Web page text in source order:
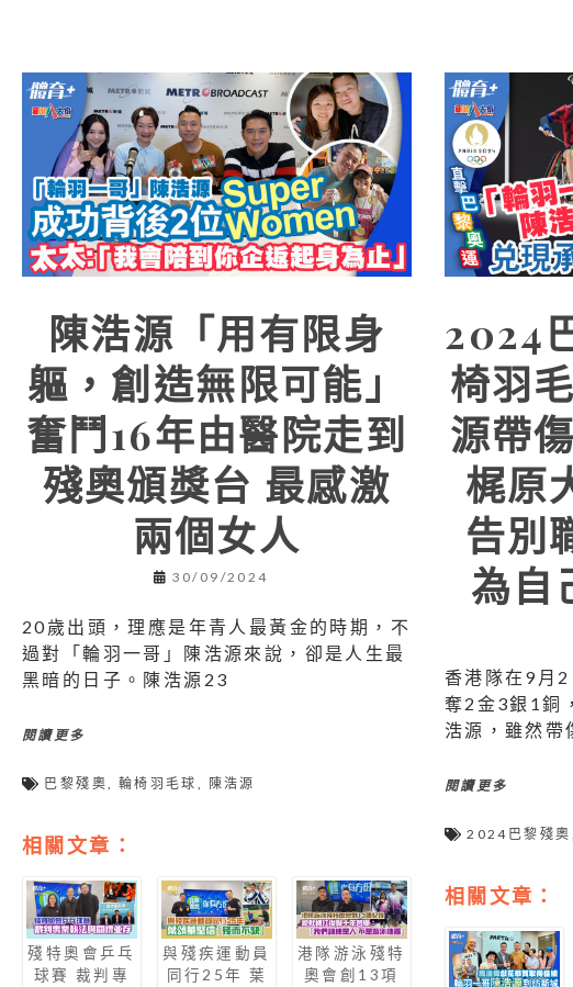
陳浩源「用有限身
軀，創造無限可能」
奮鬥16年由醫院走到
殘奧頒獎台 最感激
兩個女人
30/09/2024
20歲出頭，理應是年青人最黃金的時期，不
過對「輪羽一哥」陳浩源來說，卻是人生最
黑暗的日子。陳浩源23
閱讀更多
巴黎殘奧, 輪椅羽毛球 , 陳浩源
相關文章：
殘特奧會乒乓
球賽 裁判專
與殘疾運動員
同行25年 葉
港隊游泳殘特
奧會創13項
2024
椅羽
源帶
梶原
告別
為自
香港隊在9月
奪2金3銀1銅
浩源，雖然帶
閱讀更多
2024巴黎殘奧
相關文章：